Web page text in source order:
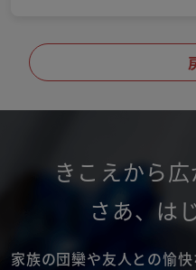
きこえから
さあ、 は
家族の団欒や友人との愉快